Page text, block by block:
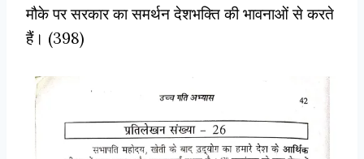
मौके पर सरकार का समर्थन देशभक्ति की भावनाओं से करते
हैं। (398)